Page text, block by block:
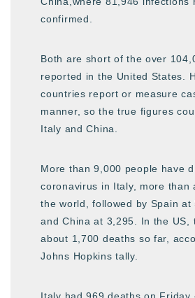
confirmed.
Both are short of the over
reported in the United States.
countries report or measure
manner, so the true figures
Italy and China.
More than 9,000 people have
coronavirus in Italy, more than
the world, followed by Spain at
and China at 3,295. In the US,
about 1,700 deaths so far,
Johns Hopkins tally.
Italy had 969 deaths on